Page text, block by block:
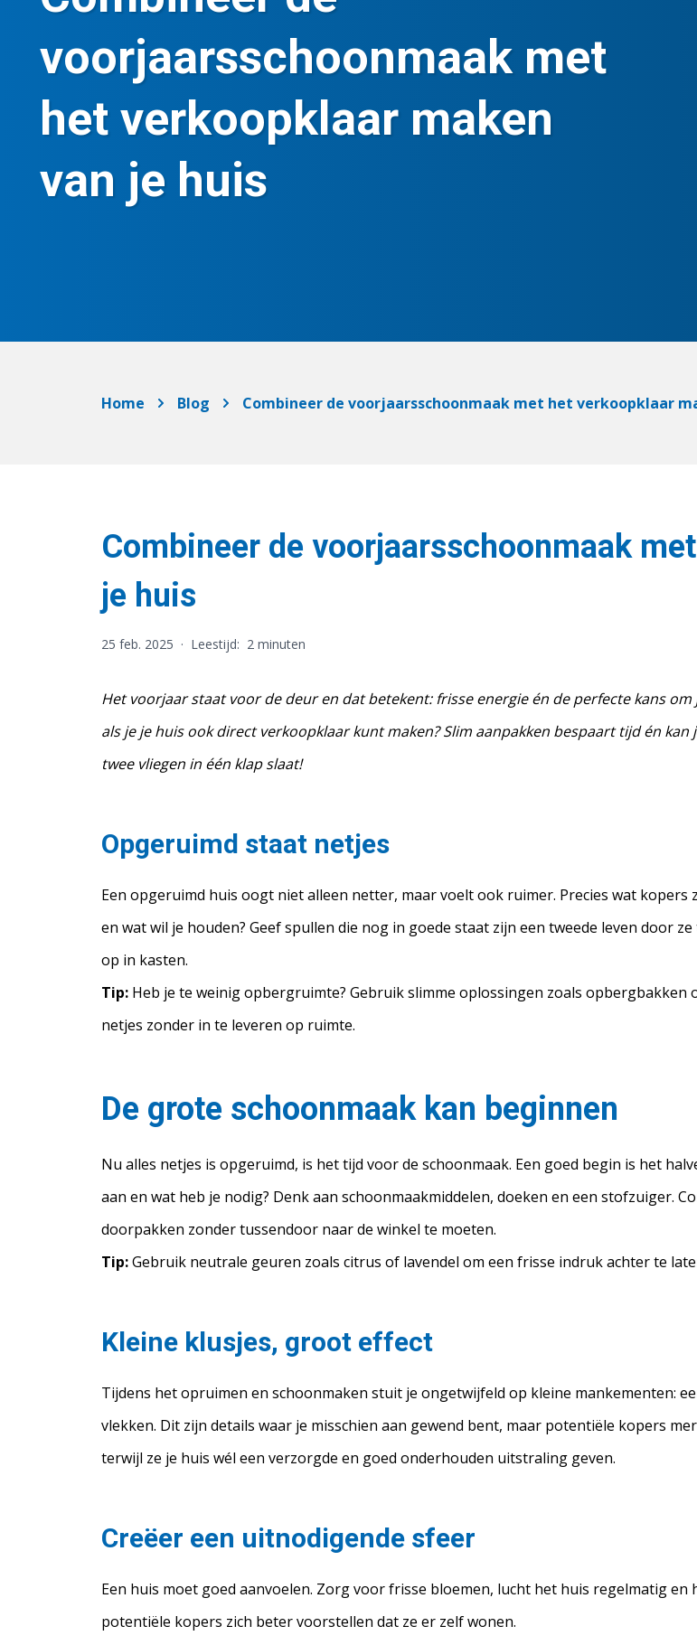
voorjaarsschoonmaak met
het verkoopklaar maken
van je huis
Home Blog Combineer de voorjaarsschoonmaak met het verkoopklaar
Combineer de voorjaarsschoonmaak
je huis
25 feb. 2025 · Leestijd: 2 minuten
Het voorjaar staat voor de deur en dat betekent: frisse energie én de perfecte kans
als je je huis ook direct verkoopklaar kunt maken? Slim aanpakken bespaart tijd én
twee vliegen in één klap slaat!
Opgeruimd staat netjes
Een opgeruimd huis oogt niet alleen netter, maar voelt ook ruimer. Precies wat
en wat wil je houden? Geef spullen die nog in goede staat zijn een tweede leven door
op in kasten.
Tip: Heb je te weinig opbergruimte? Gebruik slimme oplossingen zoals
netjes zonder in te leveren op ruimte.
De grote schoonmaak kan beginnen
Nu alles netjes is opgeruimd, is het tijd voor de schoonmaak. Een goed begin is het
aan en wat heb je nodig? Denk aan schoonmaakmiddelen, doeken en een stofzuiger.
doorpakken zonder tussendoor naar de winkel te moeten.
Tip:Gebruik neutrale geuren zoals citrus of lavendel om een frisse indruk achter te
Kleine klusjes, groot effect
Tijdens het opruimen en schoonmaken stuit je ongetwijfeld op kleine mankementen:
vlekken. Dit zijn details waar je misschien aan gewend bent, maar potentiële kopers
terwijl ze je huis wél een verzorgde en goed onderhouden uitstraling geven.
Creëer een uitnodigende sfeer
Een huis moet goed aanvoelen. Zorg voor frisse bloemen, lucht het huis regelmatig
potentiële kopers zich beter voorstellen dat ze er zelf wonen.